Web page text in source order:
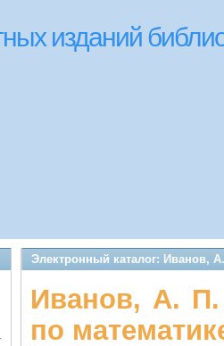
изданий
Электронный каталог: Иванов,
Иванов, А.
по